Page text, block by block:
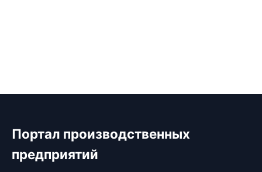
Портал производственных
предприятий